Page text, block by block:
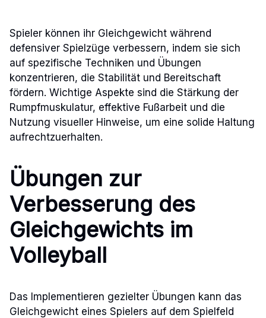
Spieler können ihr Gleichgewicht während
defensiver Spielzüge verbessern, indem sie sich
auf spezifische Techniken und Übungen
konzentrieren, die Stabilität und Bereitschaft
fördern. Wichtige Aspekte sind die Stärkung der
Rumpfmuskulatur, effektive Fußarbeit und die
Nutzung visueller Hinweise, um eine solide Haltung
aufrechtzuerhalten.
Übungen zur
Verbesserung des
Gleichgewichts im
Volleyball
Das Implementieren gezielter Übungen kann das
Gleichgewicht eines Spielers auf dem Spielfeld